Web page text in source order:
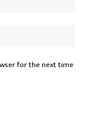
for the next time